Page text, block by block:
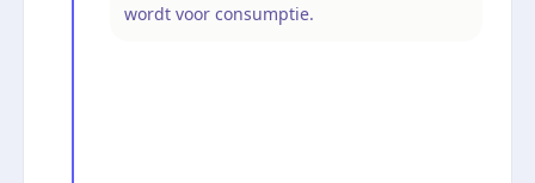
wordt voor consumptie.